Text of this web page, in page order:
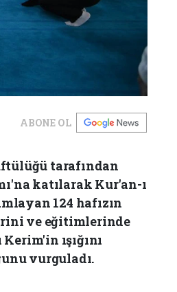
ABONE OL
tarafından
katılarak Kur'an-ı
124 hafızın
ve eğitimlerinde
ışığını
vurguladı.